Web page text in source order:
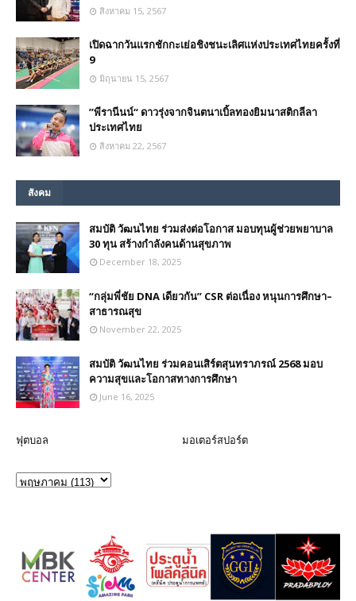
สิงหาคม 15, 2567
เปิดฉากวันแรกชักกะเย่อชิงชนะเลิศแห่งประเทศไทยครั้งที่
9
มิถุนายน 15, 2567
”พีรานีนน์“​ ดาวรุ่งจากจินตนาเบิ้ลทองยิมนาสติกลีลา
ประเทศไทย
สิงหาคม 22, 2567
สังคม
สมบัติ วัฒนไทย ร่วมส่งต่อโอกาส มอบทุนผู้ช่วยพยาบาล
30 ทุน สร้างกำลังคนด้านสุขภาพ
December 18, 2025
“กลุ่มพี่ชัย DNA เดียวกัน” CSR ต่อเนื่อง หนุนการศึกษา–
สาธารณสุข
November 22, 2025
สมบัติ วัฒนไทย ร่วมคอนเสิร์ตสุนทราภรณ์ 2568 มอบ
ความสุขและโอกาสทางการศึกษา
June 16, 2025
ฟุตบอล มอเตอร์สปอร์ต